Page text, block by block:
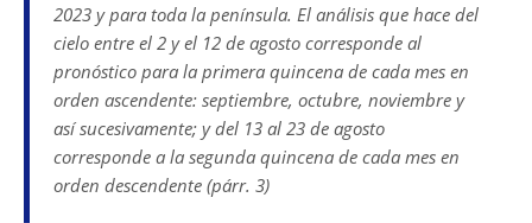
2023 y para toda la península. El análisis que hace del
cielo entre el 2 y el 12 de agosto corresponde al
pronóstico para la primera quincena de cada mes en
orden ascendente: septiembre, octubre, noviembre y
así sucesivamente; y del 13 al 23 de agosto
corresponde a la segunda quincena de cada mes en
orden descendente (párr. 3)